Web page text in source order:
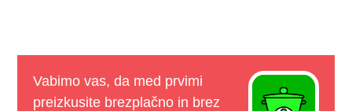
Vabimo vas, da med prvimi
preizkusite brezplačno in brez